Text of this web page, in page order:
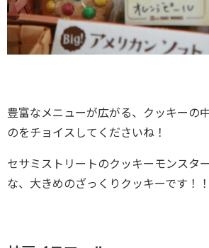
豊富なメニューが広がる、クッキーの
のをチョイスしてくださいね！
セサミストリートのクッキーモンスタ
な、大きめのざっくりクッキーです！！